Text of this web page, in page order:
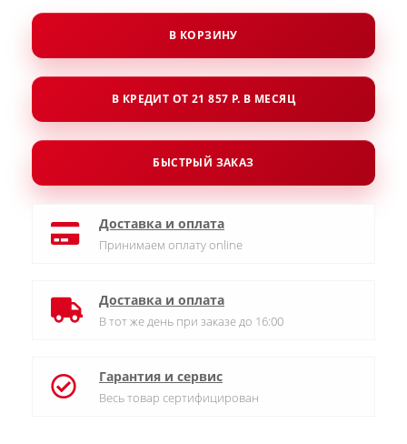
В КОРЗИНУ
В КРЕДИТ ОТ 21 857 Р. В МЕСЯЦ
БЫСТРЫЙ ЗАКАЗ
Доставка и оплата
Принимаем оплату online
Доставка и оплата
В тот же день при заказе до 16:00
Гарантия и сервис
Весь товар сертифицирован